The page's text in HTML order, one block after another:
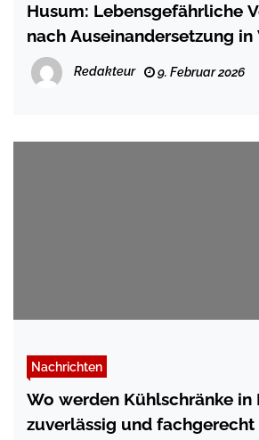
Husum: Lebensgefährliche
nach Auseinandersetzung in
Redakteur 9. Februar 2026
Nachrichten
Wo werden Kühlschränke in
zuverlässig und fachgerecht